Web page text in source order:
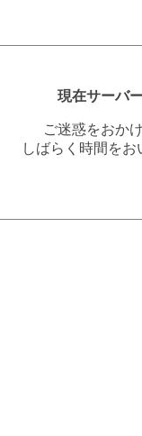
現在サーバ
ご迷惑をおか
しばらく時間を